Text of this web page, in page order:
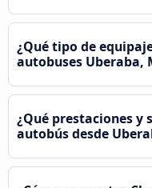
¿Qué tipo de
autobuses Uberaba,
¿Qué prestaciones y
autobús desde